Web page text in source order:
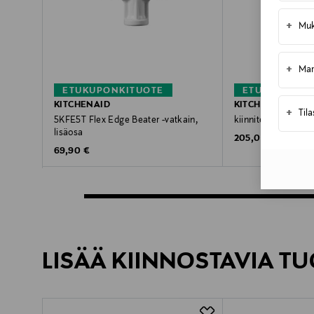
+
+
+
ETUKUPONKITUOTE
KITCHENAID
5KFE5T Flex Edge Beater -vatkain,
lisäosa
Original Price
69,90 €
KITCHENAID
kiinnitettävä
Original Price
205,00 €
LISÄÄ KIINNOSTAVIA